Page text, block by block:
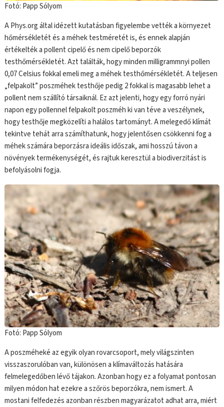
Fotó: Papp Sólyom
A Phys.org által idézett kutatásban figyelembe vették a környezet
hőmérsékletét és a méhek testméretét is, és ennek alapján
értékelték a pollent cipelő és nem cipelő beporzók
testhőmérsékletét. Azt találták, hogy minden milligrammnyi pollen
0,07 Celsius fokkal emeli meg a méhek testhőmérsékletét. A teljesen
„felpakolt” poszméhek testhője pedig 2 fokkal is magasabb lehet a
pollent nem szállító társaiknál. Ez azt jelenti, hogy egy forró nyári
napon egy pollennel felpakolt poszméh ki van téve a veszélynek,
hogy testhője megközelíti a halálos tartományt. A melegedő klímát
tekintve tehát arra számíthatunk, hogy jelentősen csökkenni fog a
méhek számára beporzásra ideális időszak, ami hosszú távon a
növények termékenységét, és rajtuk keresztül a biodiverzitást is
befolyásolni fogja.
Fotó: Papp Sólyom
A poszméheké az egyik olyan rovarcsoport, mely világszinten
visszaszorulóban van, különösen a klímaváltozás hatására
felmelegedőben lévő tájakon. Azonban hogy ez a folyamat pontosan
milyen módon hat ezekre a szőrös beporzókra, nem ismert. A
mostani felfedezés azonban részben magyarázatot adhat arra, miért